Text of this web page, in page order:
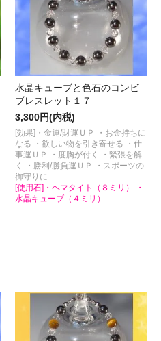
水晶キューブと色石のコンビ
ブレスレット１７
3,300円(内税)
[効果]・金運/財運ＵＰ ・お金持ちに
なる ・欲しい物を引き寄せる ・仕
事運ＵＰ ・度胸が付く ・緊張を解
く ・勝利/勝負運ＵＰ ・スポーツの
御守りに
[使用石]・ヘマタイト（８ミリ） ・
水晶キューブ（４ミリ）